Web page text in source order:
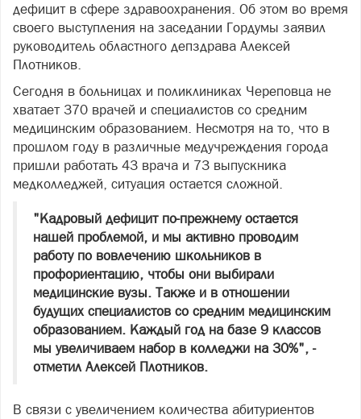
дефицит в сфере здравоохранения. Об этом во время
своего выступления на заседании Гордумы заявил
руководитель областного депздрава Алексей
Плотников.
Сегодня в больницах и поликлиниках Череповца не
хватает 370 врачей и специалистов со средним
медицинским образованием. Несмотря на то, что в
прошлом году в различные медучреждения города
пришли работать 43 врача и 73 выпускника
медколледжей, ситуация остается сложной.
"Кадровый дефицит по-прежнему остается
нашей проблемой, и мы активно проводим
работу по вовлечению школьников в
профориентацию, чтобы они выбирали
медицинские вузы. Также и в отношении
будущих специалистов со средним медицинским
образованием. Каждый год на базе 9 классов
мы увеличиваем набор в колледжи на 30%", -
отметил Алексей Плотников.
В связи с увеличением количества абитуриентов